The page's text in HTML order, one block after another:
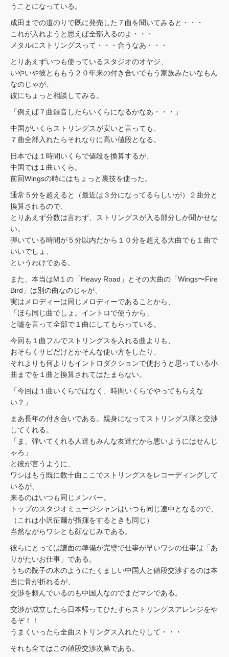
うことになっている。
成田までの道のりで既に発売した７曲を聞いてみると・・・
これが入れようと思えば全部入るのよ・・・
メタルにストリングスって・・・合うなあ・・・
とりあえずいつも使っているスタジオのオヤジ、
いやいや彼とももう２０年来の付き合いでもう家族みたいなもん
なのじゃが、
彼にちょっと相談してみる。
「例えば７曲録音したらいくらになるかなあ・・・」
中国がいくらストリングスが安いと言っても、
７曲全部入れたらそれなりに高い値段となる。
日本では１時間いくらで値段を換算するが、
中国では１曲いくら。
前回Wingsの時にはちょっと裏技を使った。
通常５分を超えると（最近は３分になってるらしいが）２曲分と
換算されるので、
とりあえず分数は言わず、ストリングスが入る部分しか聞かせな
い。
弾いている時間が５分以内だから１０分を超える大曲でも１曲で
いいでしょ、
というわけである。
また、本当はM１の「Heavy Road」とその大曲の「Wings〜Fire
Bird」は別の曲なのじゃが、
実はメロディーは同じメロディーであることから、
「ほら同じ曲でしょ。イントロで使うから」
と嘘を言って全部で１曲にしてもらっている。
今回も１曲フルでストリングスを入れる曲よりも、
おそらくサビだけとかそんな使い方をしたり、
それよりも何よりもイントロダクションで使おうと思っている小
曲までを１曲と換算されてはたまらない。
「今回は１曲いくらではなく、時間いくらでやってもらえな
い？」
まあ長年の付き合いである。親身になってストリングス隊と交渉
してくれる。
「ま、弾いてくれる人達もみんな友達だから悪いようにはせんじ
ゃろ」
と彼が言うように、
ワシはもう既に数十曲ここでストリングスをレコーディングして
いるが、
来るのはいつも同じメンバー。
トップのスタジオミュージシャンはいつも同じ連中となるので、
（これは小沢征爾が指揮をするときも同じ）
当然ながらワシとも顔なじみである。
彼らにとっては譜面の準備が完璧で仕事が早いワシの仕事は「あ
りがたいお仕事」である。
うちの院子の木のようにたくましい中国人と値段交渉するのは本
当に骨が折れるが、
交渉を頼んでいるのも中国人なのでまだマシである。
交渉が成立したら日本帰ってひたすらストリングスアレンジをや
るぞ！！
うまくいったら全曲ストリングス入れたりして・・・
それも全てはこの値段交渉次第である。